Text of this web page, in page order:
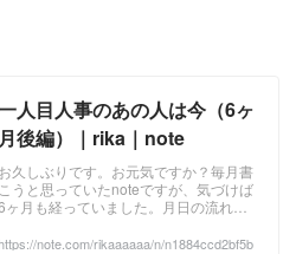
人目人事のあの人は今（6ヶ
月後編）｜rika｜note
お久しぶりです。お元気ですか？毎月書
こうと思っていたnoteですが、気づけば
ヶ月も経っていました。月日の流れる
にいろんなことがありました。いろんな
https://note.com/rikaaaaaa/n/n1884ccd2bf5b